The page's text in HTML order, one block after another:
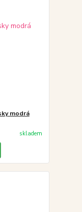
modrá
skladem